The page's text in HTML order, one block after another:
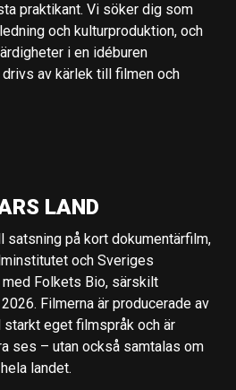
praktikant. Vi söker dig som
och kulturproduktion, och
i en idéburen
av kärlek till filmen och
LAND
satsning på kort dokumentärfilm,
och Sveriges
Folkets Bio, särskilt
Filmerna är producerade av
eget filmspråk och är
ses – utan också samtalas om
landet.